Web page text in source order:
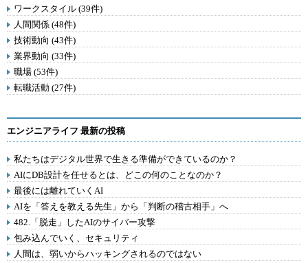
ワークスタイル (39件)
人間関係 (48件)
技術動向 (43件)
業界動向 (33件)
職場 (53件)
転職活動 (27件)
エンジニアライフ 最新の投稿
私たちはデジタル世界で生きる準備ができているのか？
AIにDB設計を任せるとは、どこの何のことなのか？
最後には離れていくAI
AIを「答えを教える先生」から「判断の稽古相手」へ
482.「脱走」したAIのサイバー攻撃
包み込んでいく、セキュリティ
人間は、弱いからハッキングされるのではない